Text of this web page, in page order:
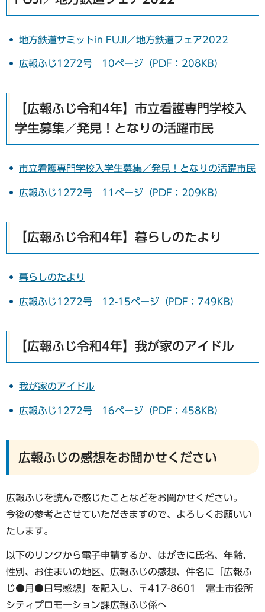
地方鉄道サミットin FUJI／地方鉄道フェア2022
広報ふじ1272号 10ページ（PDF：208KB）
【広報ふじ令和4年】市立看護専門学校入
学生募集／発見！となりの活躍市民
市立看護専門学校入学生募集／発見！となりの活躍市民
広報ふじ1272号 11ページ（PDF：209KB）
【広報ふじ令和4年】暮らしのたより
暮らしのたより
広報ふじ1272号 12-15ページ（PDF：749KB）
【広報ふじ令和4年】我が家のアイドル
我が家のアイドル
広報ふじ1272号 16ページ（PDF：458KB）
広報ふじの感想をお聞かせください
広報ふじを読んで感じたことなどをお聞かせください。
今後の参考とさせていただきますので、よろしくお願いい
たします。
以下のリンクから電子申請するか、はがきに氏名、年齢、
性別、お住まいの地区、広報ふじの感想、件名に「広報ふ
じ●月●日号感想」を記入し、〒417-8601 富士市役所
シティプロモーション課広報ふじ係へ